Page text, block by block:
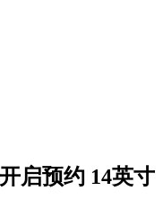
启预约 14英寸